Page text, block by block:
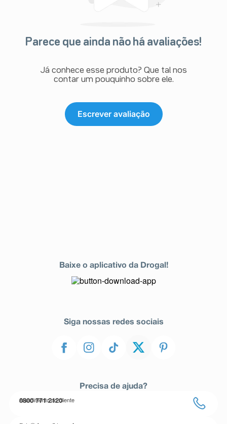
Parece que ainda não há avaliações!
Já conhece esse produto? Que tal nos
contar um pouquinho sobre ele.
Escrever avaliação
Baixe o aplicativo da Drogal!
Siga nossas redes sociais
Precisa de ajuda?
Atendimento ao cliente
0800 771 2120